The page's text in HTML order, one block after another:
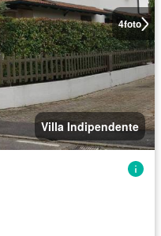
4foto
Villa Indipendente